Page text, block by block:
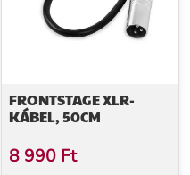
FRONTSTAGE XLR-
KÁBEL, 50CM
8 990 Ft